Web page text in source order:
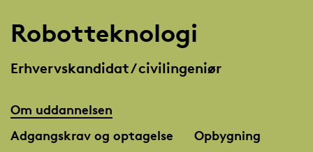
Robotteknologi
Erhvervskandidat / civilingeniør
Om uddannelsen
Adgangskrav og optagelse
Opbygning